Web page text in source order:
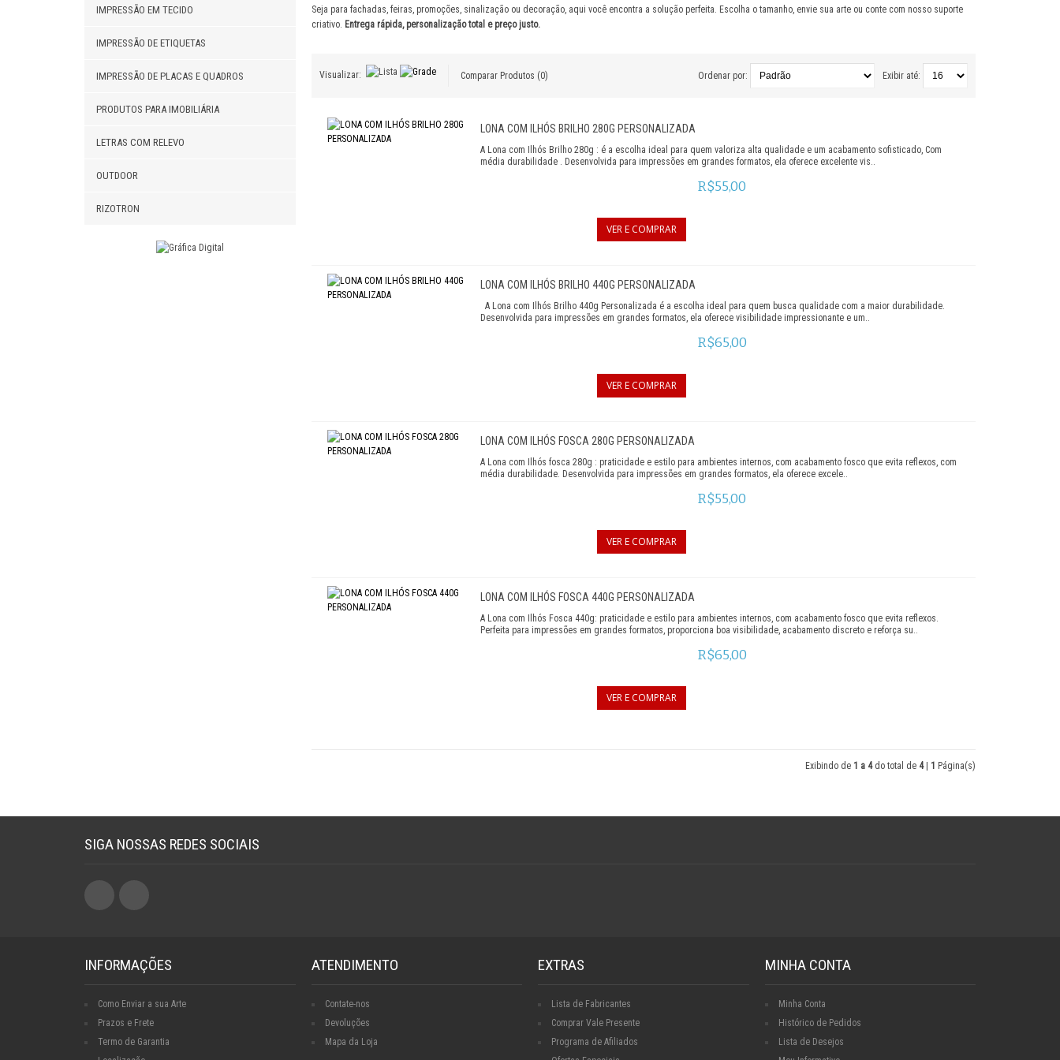
LONA PARA FACHADA
LONA PARA BACKDROP
LONA PARA OUTDOOR
IMPRESSÃO EM TECIDO
IMPRESSÃO DE ETIQUETAS
IMPRESSÃO DE PLACAS E QUADROS
PRODUTOS PARA IMOBILIÁRIA
LETRAS COM RELEVO
OUTDOOR
RIZOTRON
Seja para fachadas, feiras, promoções, sinalização ou decoração, aqui você encontra a solução perfeita. Escolha o tamanho, envie sua arte ou conte com nosso suporte
criativo. Entrega rápida, personalização total e preço justo.
Visualizar: Comparar Produtos (0) Exibir até:
Ordenar por:
LONA COM ILHÓS BRILHO 280G PERSONALIZADA
A Lona com Ilhós Brilho 280g : é a escolha ideal para quem valoriza alta qualidade e um acabamento sofisticado, Com
média durabilidade . Desenvolvida para impressões em grandes formatos, ela oferece excelente vis..
R$55,00
VER E COMPRAR
LONA COM ILHÓS BRILHO 440G PERSONALIZADA
A Lona com Ilhós Brilho 440g Personalizada é a escolha ideal para quem busca qualidade com a maior durabilidade.
Desenvolvida para impressões em grandes formatos, ela oferece visibilidade impressionante e um..
R$65,00
VER E COMPRAR
LONA COM ILHÓS FOSCA 280G PERSONALIZADA
A Lona com Ilhós fosca 280g : praticidade e estilo para ambientes internos, com acabamento fosco que evita reflexos, com
média durabilidade. Desenvolvida para impressões em grandes formatos, ela oferece excele..
R$55,00
VER E COMPRAR
LONA COM ILHÓS FOSCA 440G PERSONALIZADA
A Lona com Ilhós Fosca 440g: praticidade e estilo para ambientes internos, com acabamento fosco que evita reflexos.
Perfeita para impressões em grandes formatos, proporciona boa visibilidade, acabamento discreto e reforça su..
R$65,00
VER E COMPRAR
Exibindo de 1 a 4do total de 4| 1 Página(s)
SIGA NOSSAS REDES SOCIAIS
INFORMAÇÕES
Como Enviar a sua Arte
Prazos e Frete
Termo de Garantia
ATENDIMENTO
Contate-nos
Devoluções
Mapa da Loja
EXTRAS
Lista de Fabricantes
Comprar Vale Presente
Programa de Afiliados
MINHA CONTA
Minha Conta
Histórico de Pedidos
Lista de Desejos